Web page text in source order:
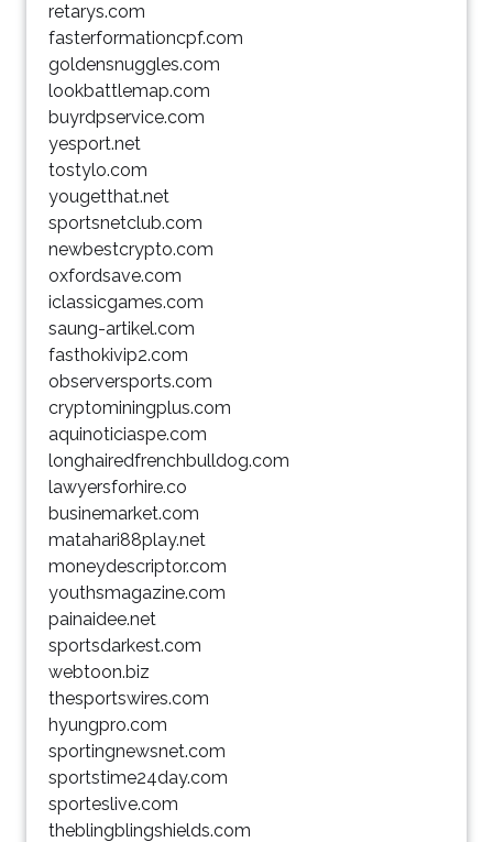
retarys.com
fasterformationcpf.com
goldensnuggles.com
lookbattlemap.com
buyrdpservice.com
yesport.net
tostylo.com
yougetthat.net
sportsnetclub.com
newbestcrypto.com
oxfordsave.com
iclassicgames.com
saung-artikel.com
fasthokivip2.com
observersports.com
cryptominingplus.com
aquinoticiaspe.com
longhairedfrenchbulldog.com
lawyersforhire.co
businemarket.com
matahari88play.net
moneydescriptor.com
youthsmagazine.com
painaidee.net
sportsdarkest.com
webtoon.biz
thesportswires.com
hyungpro.com
sportingnewsnet.com
sportstime24day.com
sporteslive.com
theblingblingshields.com